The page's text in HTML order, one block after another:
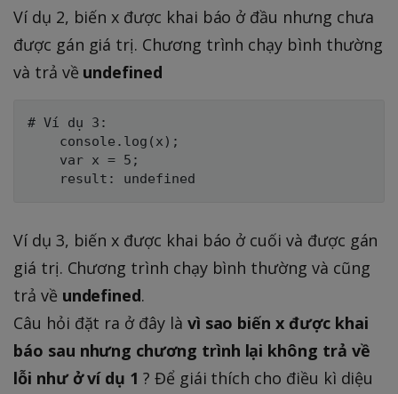
Ví dụ 2, biến x được khai báo ở đầu nhưng chưa
được gán giá trị. Chương trình chạy bình thường
và trả về undefined
# Ví dụ 3:
    console.log(x);
    var x = 5;
Ví dụ 3, biến x được khai báo ở cuối và được gán
giá trị. Chương trình chạy bình thường và cũng
trả về undefined.
Câu hỏi đặt ra ở đây là vì sao biến x được khai
báo sau nhưng chương trình lại không trả về
lỗi như ở ví dụ 1 ? Để giái thích cho điều kì diệu